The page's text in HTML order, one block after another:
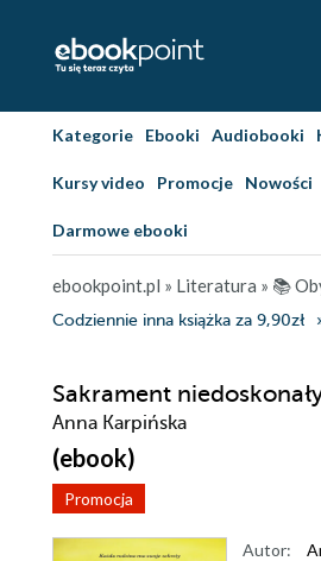
Kategorie Ebooki Audiobooki
Kursy video Promocje Nowości
Darmowe ebooki
ebookpoint.pl » Literatura » 📚
Codziennie inna książka za 9,90zł
Sakrament
Anna Karpińska
(ebook)
Promocja
Autor: